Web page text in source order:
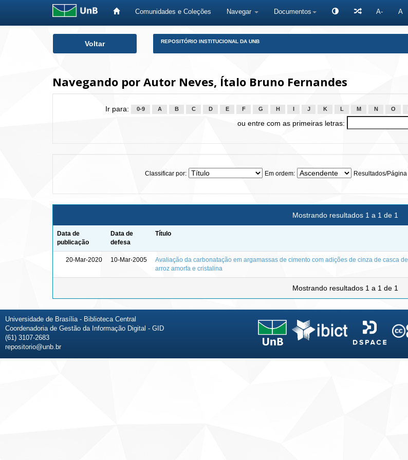
Comunidades e Coleções Navegar Documentos A- A
Voltar REPOSITÓRIO INSTITUCIONAL DA UNB
Navegando por Autor Neves, Ítalo Bruno Fernandes
Ir para: 0-9 A B C D E F G H J K L M N O
ou entre com as primeiras letras:
Classificar por: Em ordem: Resultados/Página
Mostrando resultados 1 a 1 de 1
Data de
publicação
Data de
defesa
Título
20-Mar-2020 10-Mar-2005
Avaliação da carbonatação em argamassas de cimento com adições de cinza de casca de
arroz amorfa e cristalina
Mostrando resultados 1 a 1 de 1
Universidade de Brasília - Biblioteca Central
Coordenadoria de Gestão da Informação Digital - GID
(61) 3107-2683
repositorio@unb.br